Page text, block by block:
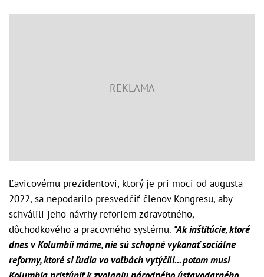
Ľavicovému prezidentovi, ktorý je pri moci od augusta
2022, sa nepodarilo presvedčiť členov Kongresu, aby
schválili jeho návrhy reforiem zdravotného,
dôchodkového a pracovného systému. "Ak inštitúcie, ktoré
dnes v Kolumbii máme, nie sú schopné vykonať sociálne
reformy, ktoré si ľudia vo voľbách vytýčili... potom musí